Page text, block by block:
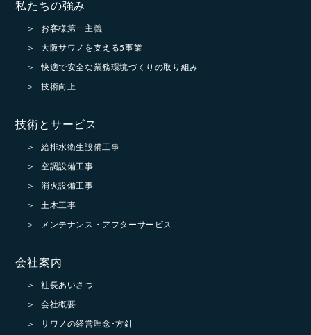
私たちの強み
お客様第一主義
大阪サワノを支える5事業
快適で安全な業務環境づくりの取り組み
技術向上
技術とサービス
給排水衛生設備工事
空調設備工事
消火設備工事
土木工事
メンテナンス・アフターサービス
会社案内
社長あいさつ
会社概要
サワノの経営理念･方針